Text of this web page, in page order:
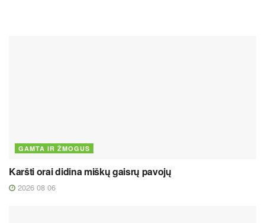
GAMTA IR ŽMOGUS
Karšti orai didina miškų gaisrų pavojų
2026 08 06